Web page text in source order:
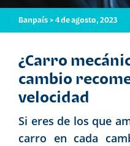
Banpaís > 4 de agosto, 2023
¿Carro
cambio
velocidad
Si eres de los que
carro en cada